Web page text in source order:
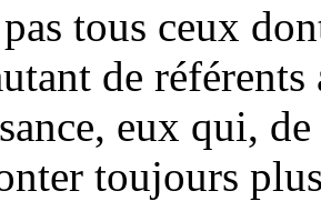
tous ceux
de
eux qui,
toujours